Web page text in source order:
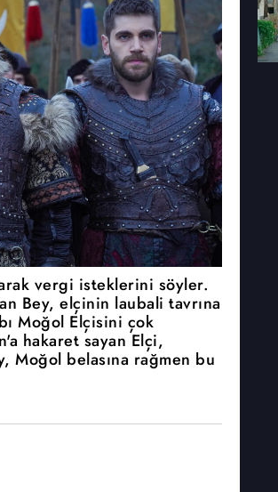
vergi isteklerini söyler.
Bey, elçinin laubali tavrına
Moğol Elçisini çok
hakaret sayan Elçi,
Moğol belasına rağmen bu